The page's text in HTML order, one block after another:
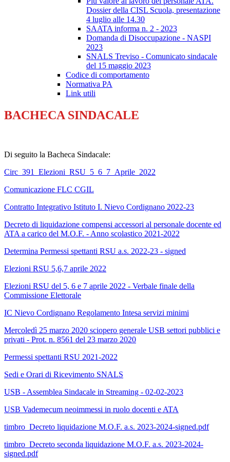
Dossier della CISL Scuola, presentazione
4 luglio alle 14.30
SAATA informa n. 2 - 2023
Domanda di Disoccupazione - NASPI
2023
SNALS Treviso - Comunicato sindacale
del 15 maggio 2023
Codice di comportamento
Normativa PA
Link utili
BACHECA SINDACALE
Di seguito la Bacheca Sindacale:
Circ_391_Elezioni_RSU_5_6_7_Aprile_2022
Comunicazione FLC CGIL
Contratto Integrativo Istituto I. Nievo Cordignano 2022-23
Decreto di liquidazione compensi accessori al personale docente ed
ATA a carico del M.O.F. - Anno scolastico 2021-2022
Determina Permessi spettanti RSU a.s. 2022-23 - signed
Elezioni RSU 5,6,7 aprile 2022
Elezioni RSU del 5, 6 e 7 aprile 2022 - Verbale finale della
Commissione Elettorale
IC Nievo Cordignano Regolamento Intesa servizi minimi
Mercoledì 25 marzo 2020 sciopero generale USB settori pubblici e
privati - Prot. n. 8561 del 23 marzo 2020
Permessi spettanti RSU 2021-2022
Sedi e Orari di Ricevimento SNALS
USB - Assemblea Sindacale in Streaming - 02-02-2023
USB Vademecum neoimmessi in ruolo docenti e ATA
timbro_Decreto liquidazione M.O.F. a.s. 2023-2024-signed.pdf
timbro_Decreto seconda liquidazione M.O.F. a.s. 2023-2024-
signed.pdf